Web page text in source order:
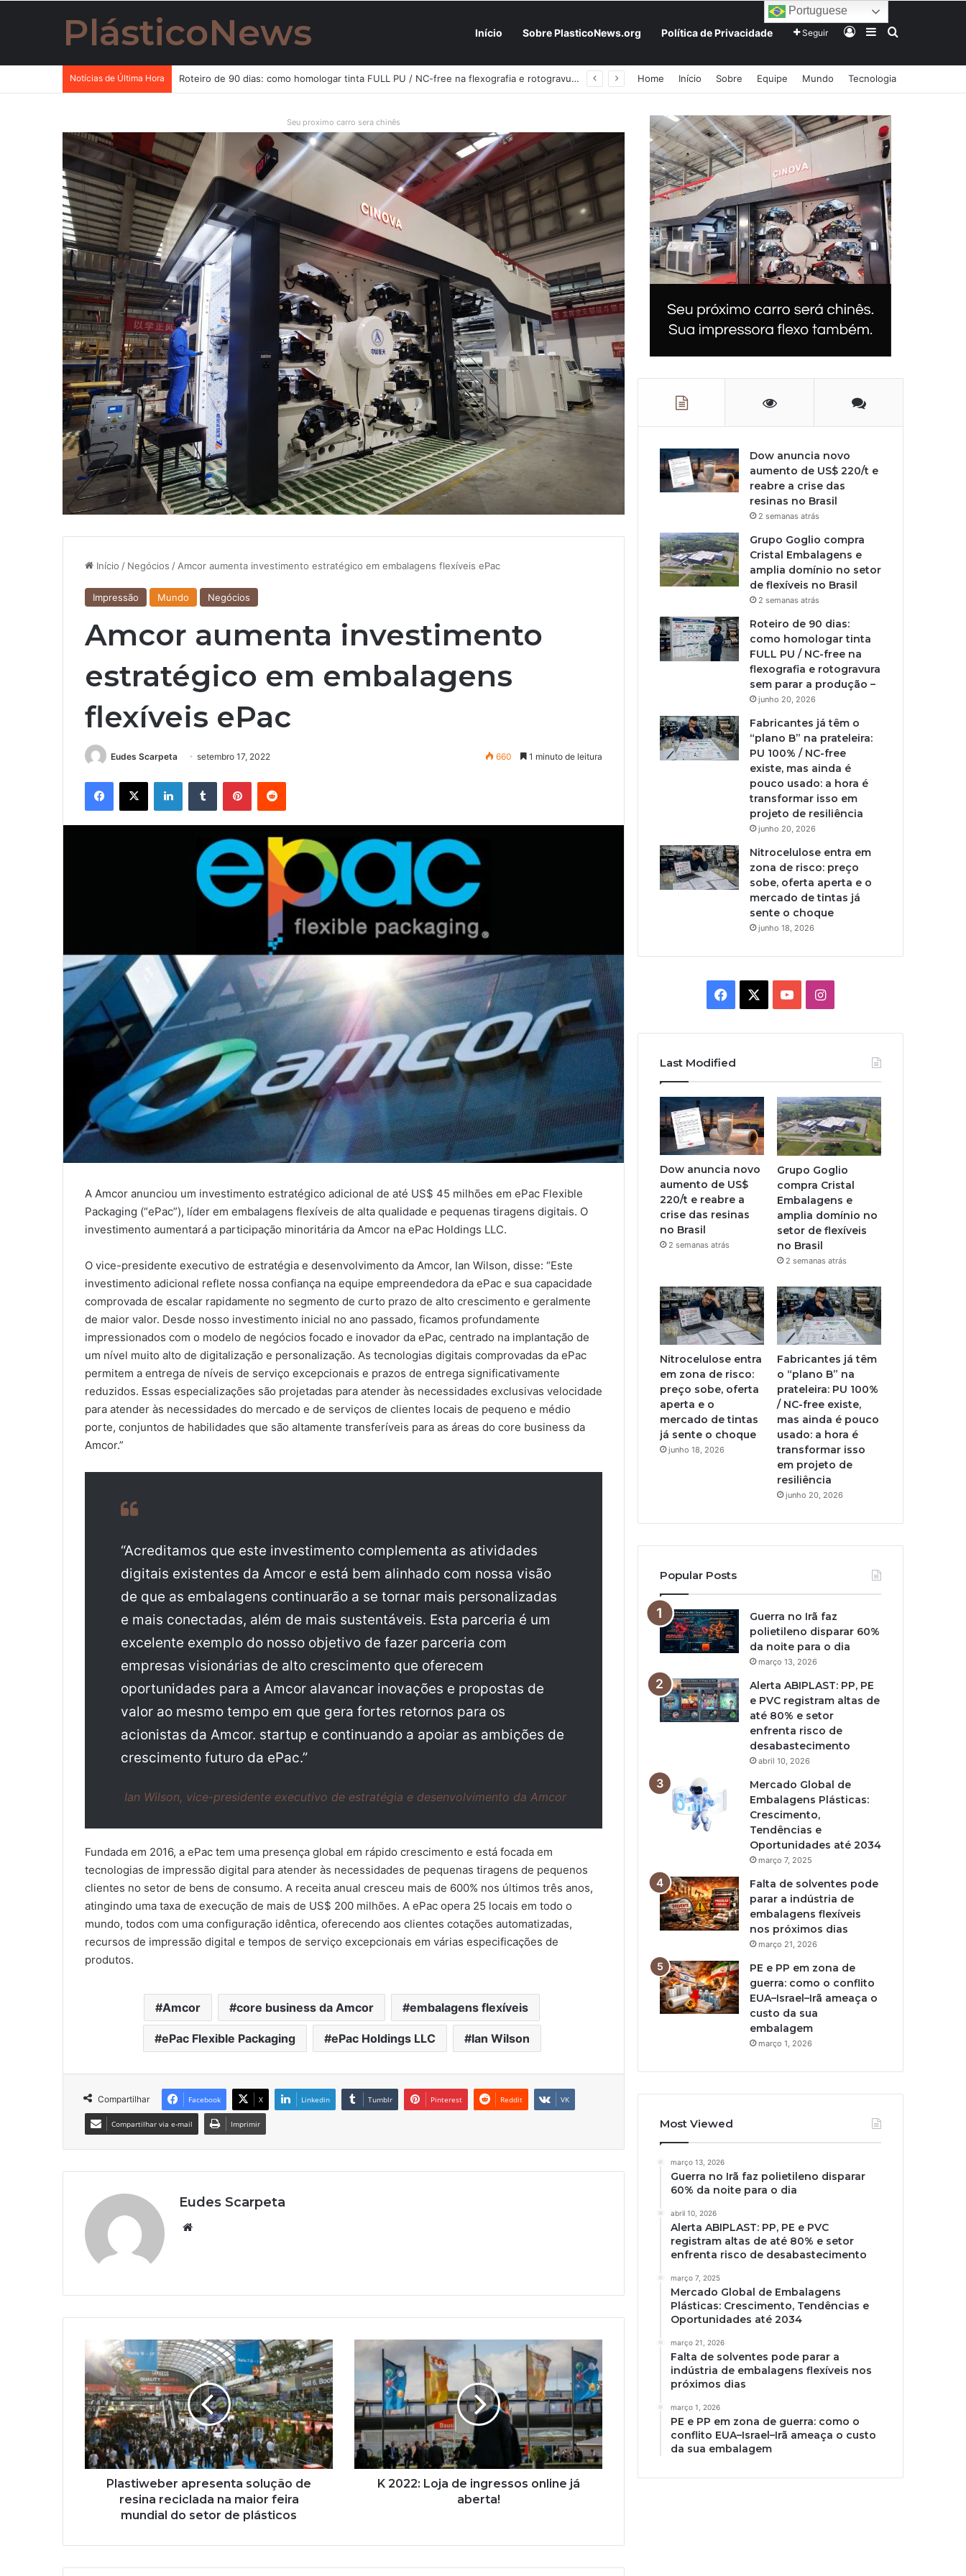
PlásticoNews Início Sobre PlasticoNews.org Política de Privacidade Seguir EntrarBarra Lateral
Procurar por
Notícias de Última Hora Fabricantes já têm o “plano B” na prateleira: PU 100% / NC-free existe, mas ainda é pouco usado: a hora é transformar isso em projeto de resiliência Home Início Sobre Equipe Mundo Tecnologia
Seu proximo carro sera chinês
Início / Negócios / Amcor aumenta investimento estratégico em embalagens flexíveis ePac
Impressão Mundo Negócios
Amcor aumenta investimento
estratégico em embalagens
flexíveis ePac
Eudes Scarpeta setembro 17, 2022 660 1 minuto de leitura
Facebook
X LinkedinTumblr PinterestReddit
A Amcor anunciou um investimento estratégico adicional de até US$ 45 milhões em ePac Flexible
Packaging (“ePac”), líder em embalagens flexíveis de alta qualidade e pequenas tiragens digitais. O
investimento aumentará a participação minoritária da Amcor na ePac Holdings LLC.
O vice-presidente executivo de estratégia e desenvolvimento da Amcor, Ian Wilson, disse: “Este
investimento adicional reflete nossa confiança na equipe empreendedora da ePac e sua capacidade
comprovada de escalar rapidamente no segmento de curto prazo de alto crescimento e geralmente
de maior valor. Desde nosso investimento inicial no ano passado, ficamos profundamente
impressionados com o modelo de negócios focado e inovador da ePac, centrado na implantação de
um nível muito alto de digitalização e personalização. As tecnologias digitais comprovadas da ePac
permitem a entrega de níveis de serviço excepcionais e prazos de entrega significativamente
reduzidos. Essas especializações são projetadas para atender às necessidades exclusivas velocidade
para atender às necessidades do mercado e de serviços de clientes locais de pequeno e médio
porte, conjuntos de habilidades que são altamente transferíveis para as áreas do core business da
Amcor.”
“Acreditamos que este investimento complementa as atividades
digitais existentes da Amcor e está bem alinhado com nossa visão
de que as embalagens continuarão a se tornar mais personalizadas
e mais conectadas, além de mais sustentáveis. Esta parceria é um
excelente exemplo do nosso objetivo de fazer parceria com
empresas visionárias de alto crescimento que oferecem
oportunidades para a Amcor alavancar inovações e propostas de
valor ao mesmo tempo em que gera fortes retornos para os
acionistas da Amcor. startup e continuando a apoiar as ambições de
crescimento futuro da ePac.”
Ian Wilson, vice-presidente executivo de estratégia e desenvolvimento da Amcor
Fundada em 2016, a ePac tem uma presença global em rápido crescimento e está focada em
tecnologias de impressão digital para atender às necessidades de pequenas tiragens de pequenos
clientes no setor de bens de consumo. A receita anual cresceu mais de 600% nos últimos três anos,
atingindo uma taxa de execução de mais de US$ 200 milhões. A ePac opera 25 locais em todo o
mundo, todos com uma configuração idêntica, oferecendo aos clientes cotações automatizadas,
recursos de impressão digital e tempos de serviço excepcionais em várias especificações de
produtos.
Amcor core business da Amcor embalagens flexíveis
ePac Flexible Packaging ePac Holdings LLC Ian Wilson
Compartilhar Facebook X Linkedin Tumblr Pinterest Reddit VK
Compartilhar via e-mail Imprimir
Eudes Scarpeta
Plastiweber
apresenta
solução
de
resina
reciclada
na
maior
feira
mundial
plásticos
Plastiweber apresenta solução de
resina reciclada na maior feira
mundial do setor de plásticos
ingressos
online
já
aberta!
K 2022: Loja de ingressos online já
aberta!
Dow anuncia novo
aumento de US$ 220/t e
reabre a crise das
resinas no Brasil
2 semanas atrás
Grupo Goglio compra
Cristal Embalagens e
amplia domínio no setor
de flexíveis no Brasil
2 semanas atrás
Roteiro de 90 dias:
como homologar tinta
FULL PU / NC-free na
flexografia e rotogravura
sem parar a produção –
junho 20, 2026
Fabricantes já têm o
“plano B” na prateleira:
PU 100% / NC-free
existe, mas ainda é
pouco usado: a hora é
transformar isso em
projeto de resiliência
junho 20, 2026
Nitrocelulose entra em
zona de risco: preço
sobe, oferta aperta e o
mercado de tintas já
sente o choque
junho 18, 2026
Facebook YouTubeInstagram
Last Modified
Dow anuncia novo
aumento de US$
220/t e reabre a
crise das resinas
no Brasil
2 semanas atrás
Grupo Goglio
compra Cristal
Embalagens e
amplia domínio no
setor de flexíveis
no Brasil
2 semanas atrás
Nitrocelulose entra
em zona de risco:
preço sobe, oferta
aperta e o
mercado de tintas
já sente o choque
junho 18, 2026
Fabricantes já têm
o “plano B” na
prateleira: PU 100%
/ NC-free existe,
mas ainda é pouco
usado: a hora é
transformar isso
em projeto de
resiliência
junho 20, 2026
Popular Posts
Guerra no Irã faz
polietileno disparar 60%
da noite para o dia
março 13, 2026
Alerta ABIPLAST: PP, PE
e PVC registram altas de
até 80% e setor
enfrenta risco de
desabastecimento
abril 10, 2026
Mercado Global de
Embalagens Plásticas:
Crescimento,
Tendências e
Oportunidades até 2034
março 7, 2025
Falta de solventes pode
parar a indústria de
embalagens flexíveis
nos próximos dias
março 21, 2026
PE e PP em zona de
guerra: como o conflito
EUA–Israel–Irã ameaça o
custo da sua
embalagem
março 1, 2026
Most Viewed
março 13, 2026
Guerra no Irã faz polietileno disparar
60% da noite para o dia
abril 10, 2026
Alerta ABIPLAST: PP, PE e PVC
registram altas de até 80% e setor
enfrenta risco de desabastecimento
março 7, 2025
Mercado Global de Embalagens
Plásticas: Crescimento, Tendências e
Oportunidades até 2034
março 21, 2026
Falta de solventes pode parar a
indústria de embalagens flexíveis nos
próximos dias
março 1, 2026
PE e PP em zona de guerra: como o
conflito EUA–Israel–Irã ameaça o custo
da sua embalagem
Portuguese